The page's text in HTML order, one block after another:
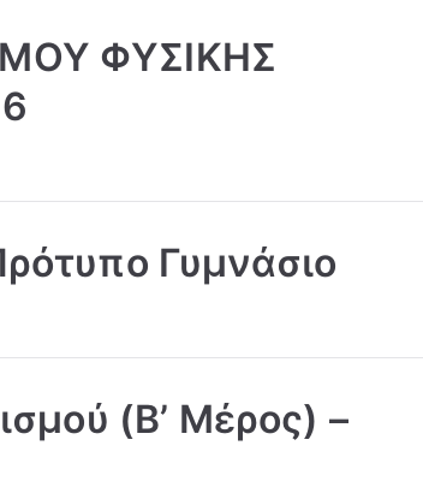
ΦΥΣΙΚΗΣ
Γυμνάσιο
(Β’ Μέρος) –